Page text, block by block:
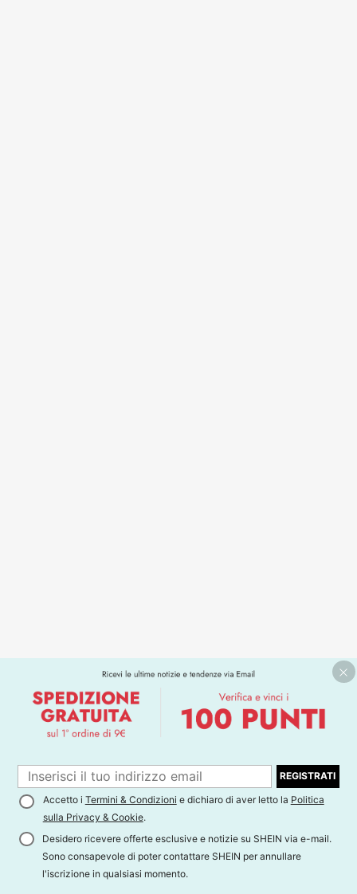
REGISTRATI
Accetto i Termini & Condizioni e dichiaro di aver letto la Politica
sulla Privacy & Cookie.
Desidero ricevere offerte esclusive e notizie su SHEIN via e-mail.
Sono consapevole di poter contattare SHEIN per annullare
l'iscrizione in qualsiasi momento.